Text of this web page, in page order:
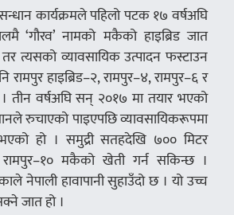
कार्यक्रमले पहिलो पटक १७ वर्षअघि
‘गौरव’ नामको मकैको हाइब्रिड जात
त्यसको व्यावसायिक उत्पादन फस्टाउन
हाइब्रिड–२, रामपुर–४, रामपुर–६ र
तीन वर्षअघि सन् २०१७ मा तयार भएको
रुचाएको पाइएपछि व्यावसायिकरूपमा
हो । समुद्री सतहदेखि ७०० मिटर
रामपुर–१० मकैको खेती गर्न सकिन्छ ।
नेपाली हावापानी सुहाउँदो छ । यो उच्च
जात हो ।